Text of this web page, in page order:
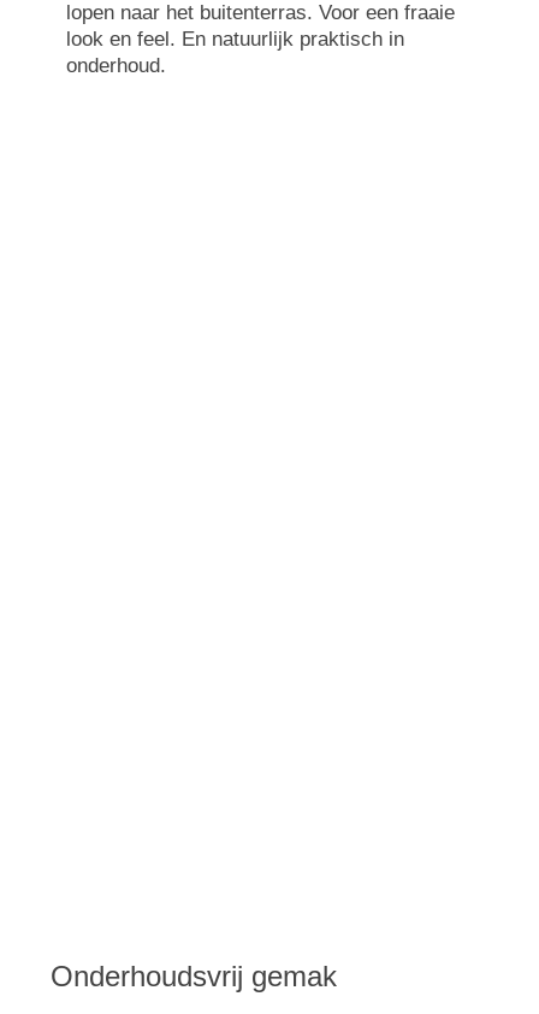
lopen naar het buitenterras. Voor een fraaie
look en feel. En natuurlijk praktisch in
onderhoud.
Onderhoudsvrij gemak